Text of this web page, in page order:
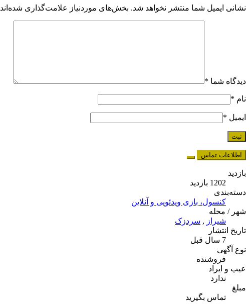
نشانی ایمیل شما منتشر نخواهد شد. بخش‌های موردنیاز علامت‌گذاری شده‌اند
دیدگاه شما *
نام *
ایمیل *
اطلاعات تماس
بازدید
1202 بازدید
دسته‌بندی
کنسول، بازی‌ ویدئویی و آنلاین
شهر / محله
شیراز , سردزک
تاریخ انتشار
7 سال قبل
نوع آگهی
فروشنده
عیب و ایراد
ندارد
مبلغ
تماس بگیرید